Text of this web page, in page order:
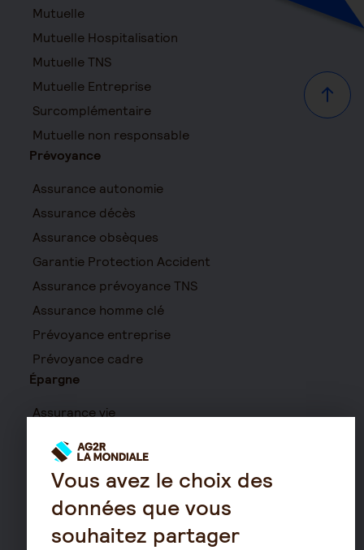
Haut
Mutuelle
Mutuelle Hospitalisation
Mutuelle TNS
Mutuelle Entreprise
Surcomplémentaire
Mutuelle non responsable
Prévoyance
Assurance autonomie
Assurance décès
Assurance obsèques
Garantie Protection Accident
Assurance prévoyance TNS
Assurance homme clé
Prévoyance entreprise
Prévoyance cadre
Épargne
Assurance vie
PERCOL / PERECOL
PERO
PEE
Contrat de capitalisation
Vous avez le choix des
données que vous
souhaitez partager